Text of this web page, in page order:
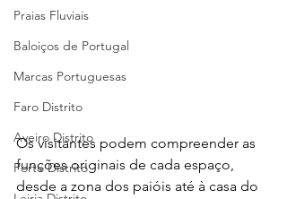
Praias Fluviais
Baloiços de Portugal
Marcas Portuguesas
Faro Distrito
Aveiro Distrito
Porto Distrito
Os visitantes podem compreender as
funções originais de cada espaço,
desde a zona dos paióis até à casa do